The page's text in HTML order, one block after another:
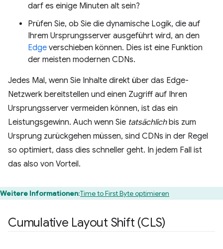
darf es einige Minuten alt sein?
Prüfen Sie, ob Sie die dynamische Logik, die auf
Ihrem Ursprungsserver ausgeführt wird, an den
Edge verschieben können. Dies ist eine Funktion
der meisten modernen CDNs.
Jedes Mal, wenn Sie Inhalte direkt über das Edge-
Netzwerk bereitstellen und einen Zugriff auf Ihren
Ursprungsserver vermeiden können, ist das ein
Leistungsgewinn. Auch wenn Sie tatsächlichbis zum
Ursprung zurückgehen müssen, sind CDNs in der Regel
so optimiert, dass dies schneller geht. In jedem Fall ist
das also von Vorteil.
Weitere Informationen:Time to First Byte optimieren
Cumulative Layout Shift (CLS)